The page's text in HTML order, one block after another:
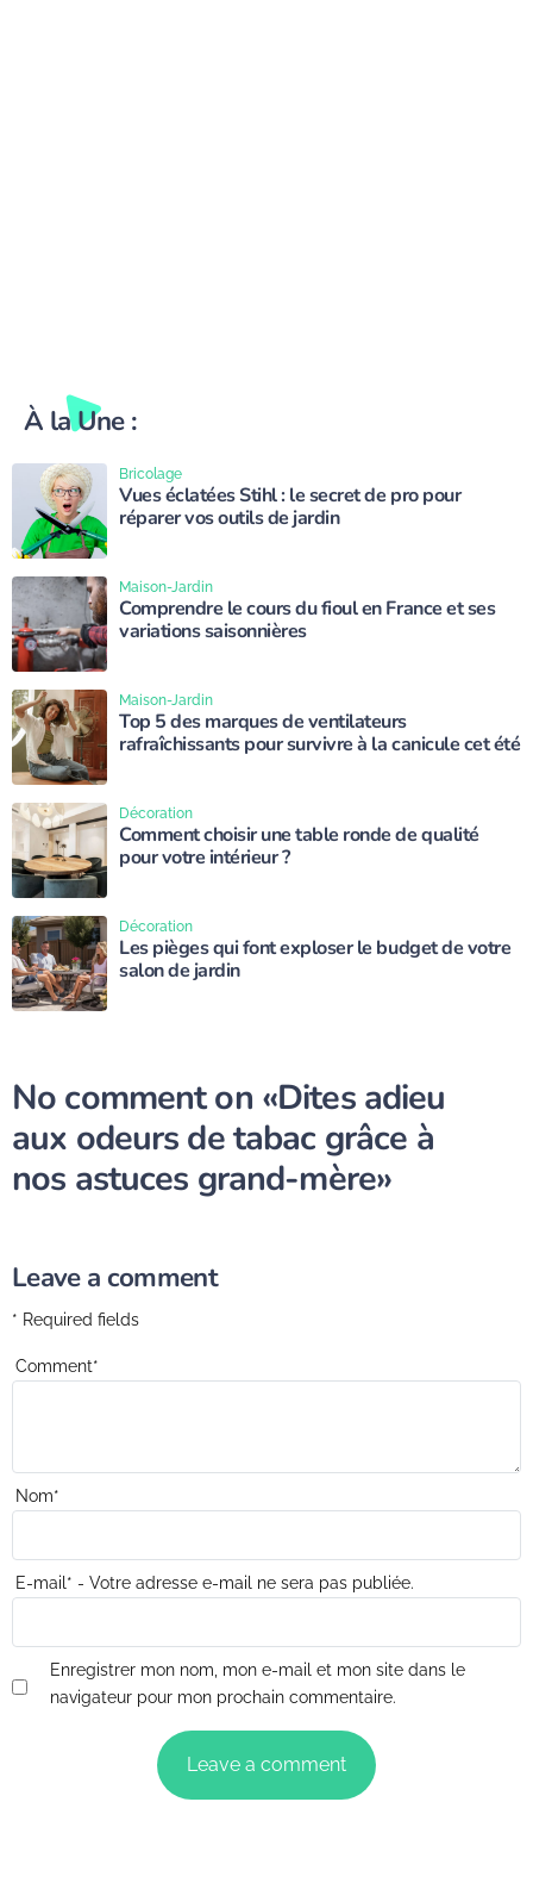
À la Une :
Vues éclatées Stihl : le secret de pro pour
réparer vos outils de jardin
Bricolage
Comprendre le cours du fioul en France et ses
variations saisonnières
Maison-Jardin
Top 5 des marques de ventilateurs
rafraîchissants pour survivre à la canicule cet été
Maison-Jardin
Comment choisir une table ronde de qualité
pour votre intérieur ?
Décoration
Les pièges qui font exploser le budget de votre
salon de jardin
Décoration
No comment on «Dites adieu
aux odeurs de tabac grâce à
nos astuces grand-mère»
Leave a comment
* Required fields
Comment*
Nom*
E-mail* - Votre adresse e-mail ne sera pas publiée.
Enregistrer mon nom, mon e-mail et mon site dans le
navigateur pour mon prochain commentaire.